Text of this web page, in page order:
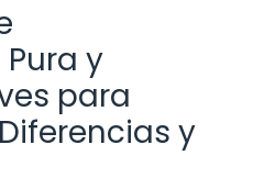
y
para
y